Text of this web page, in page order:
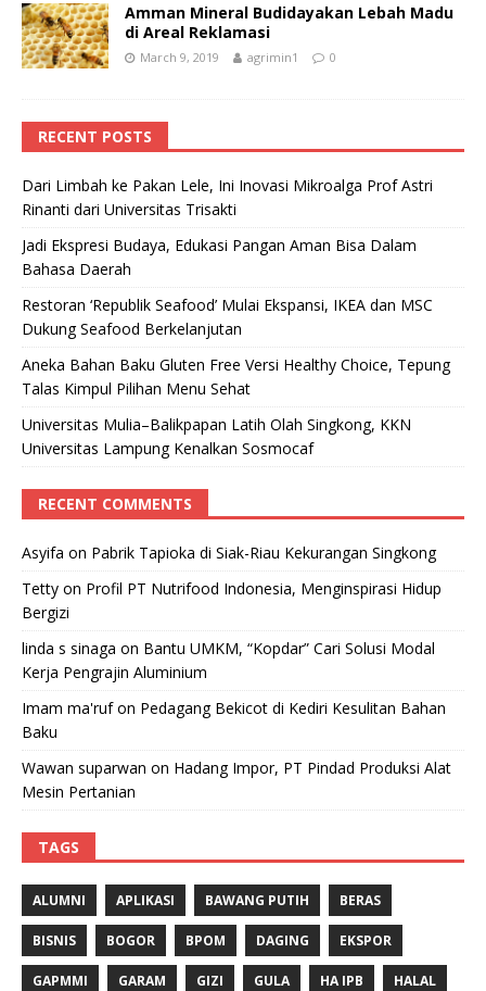
Amman Mineral Budidayakan Lebah Madu
di Areal Reklamasi
March 9, 2019 agrimin1 0
RECENT POSTS
Dari Limbah ke Pakan Lele, Ini Inovasi Mikroalga Prof Astri
Rinanti dari Universitas Trisakti
Jadi Ekspresi Budaya, Edukasi Pangan Aman Bisa Dalam
Bahasa Daerah
Restoran ‘Republik Seafood’ Mulai Ekspansi, IKEA dan MSC
Dukung Seafood Berkelanjutan
Aneka Bahan Baku Gluten Free Versi Healthy Choice, Tepung
Talas Kimpul Pilihan Menu Sehat
Universitas Mulia–Balikpapan Latih Olah Singkong, KKN
Universitas Lampung Kenalkan Sosmocaf
RECENT COMMENTS
Asyifa on Pabrik Tapioka di Siak-Riau Kekurangan Singkong
Tetty on Profil PT Nutrifood Indonesia, Menginspirasi Hidup
Bergizi
linda s sinaga on Bantu UMKM, “Kopdar” Cari Solusi Modal
Kerja Pengrajin Aluminium
Imam ma'rufon Pedagang Bekicot di Kediri Kesulitan Bahan
Baku
Wawan suparwan on Hadang Impor, PT Pindad Produksi Alat
Mesin Pertanian
TAGS
ALUMNI APLIKASI BAWANG PUTIH BERAS
BISNIS BOGOR BPOM DAGING EKSPOR
GAPMMI GARAM GIZI GULA HA IPB HALAL